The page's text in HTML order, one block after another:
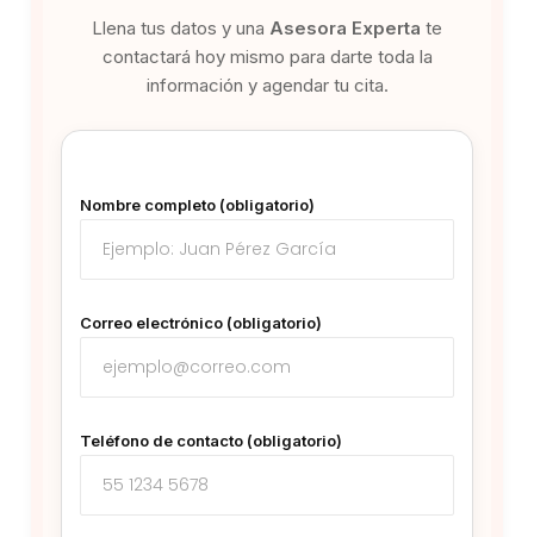
Llena tus datos y una Asesora Experta te
contactará hoy mismo para darte toda la
información y agendar tu cita.
Nombre completo (obligatorio)
Correo electrónico (obligatorio)
Teléfono de contacto (obligatorio)